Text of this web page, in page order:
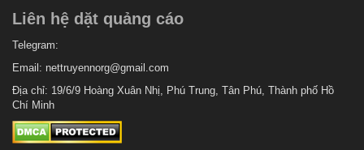
Liên hệ dặt quảng cáo
Telegram:
Email: nettruyennorg@gmail.com
Địa chỉ: 19/6/9 Hoàng Xuân Nhị, Phú Trung, Tân Phú, Thành phố Hồ
Chí Minh